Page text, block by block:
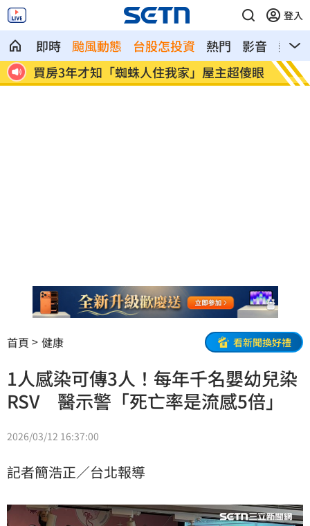
登入
即時 颱風動態 台股怎投資 熱門 影音
熱搜
眼 生日變親人忌日！直升機慶祝墜機4人罹難
台中
曝
首頁 健康 看新聞換好禮
1人感染可傳3人！每年千名嬰幼兒染
RSV 醫示警「死亡率是流感5倍」
2026/03/12 16:37:00
記者簡浩正／台北報導